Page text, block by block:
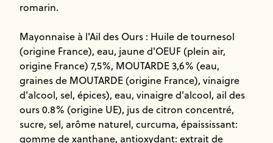
romarin.
Mayonnaise à l'Ail des Ours : Huile de tournesol
(origine France), eau, jaune d'OEUF (plein air,
origine France) 7,5%, MOUTARDE 3,6% (eau,
graines de MOUTARDE (origine France), vinaigre
d'alcool, sel, épices), eau, vinaigre d'alcool, ail des
ours 0.8% (origine UE), jus de citron concentré,
sucre, sel, arôme naturel, curcuma, épaississant:
gomme de xanthane, antioxydant: extrait de